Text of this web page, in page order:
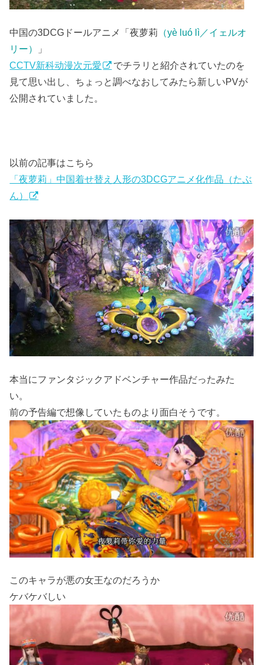
中国の3DCGドールアニメ「夜萝莉 （yè luó lì／イェルオ
リー）
」
CCTV新科动漫次元愛
でチラリと紹介されていたのを
見て思い出し、ちょっと調べなおしてみたら新しいPVが
公開されていました。
以前の記事はこちら
「夜萝莉」中国着せ替え人形の3DCGアニメ化作品（たぶ
ん）
本当にファンタジックアドベンチャー作品だったみた
い。
前の予告編で想像していたものより面白そうです。
このキャラが悪の女王なのだろうか
ケバケバしい